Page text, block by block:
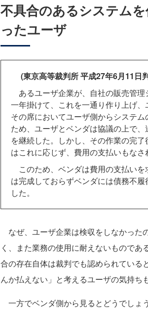
不具合のあるシステム
ったユーザ
(東京高等裁判所 平成27年6月11日
あるユーザ企業が、自社の販売管
一年掛けて、これを一通り作り上げ、
その席においてユーザ側からシステ
ため、ユーザとベンダは協議の上で
を継続した。しかし、その作業の完
はこれに応じず、費用の支払いもなさ
このため、ベンダは費用の支払い
は完成しておらずベンダには債務不
した。
なぜ、ユーザ企業は検収をしなかった
く、また業務の使用に耐えないもので
合の存在自体は裁判でも認められている
んか払えない」と考えるユーザの気持ち
一方でベンダ側から見るとどうでしょ